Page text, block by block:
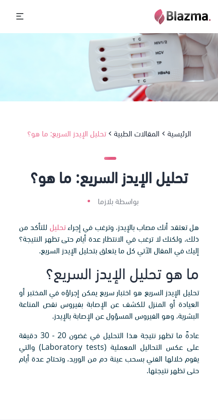
الرئيسية المقالات الطبية تحليل الإيدز السريع: ما هو؟
تحليل الإيدز السريع: ما هو؟
بواسطة بلازما
هل تعتقد أنك مصاب بالإيدز، وترغب في إجراءتحليل للتأكد من
ذلك، ولكنك لا ترغب في الانتظار عدة أيام حتى تظهر النتيجة؟
إليك في المقال الآتي كل ما يتعلق بتحليل الإيدز السريع.
ما هو تحليل الإيدز السريع؟
تحليل الإيدز السريع هو اختبار سريع يمكن إجراؤه في المختبر أو
العيادة أو المنزل للكشف عن الإصابة بفيروس نقص المناعة
البشرية، وهو الفيروس المسؤول عن الإصابة بالإيدز.
عادةً ما تظهر نتيجة هذا التحليل في غضون 20 - 30 دقيقة
على عكس التحاليل المعملية (Laboratory tests) والتي
يقوم خلالها الفني بسحب عينة دم من الوريد، وتحتاج عدة أيام
حتى تظهر نتيجتها.